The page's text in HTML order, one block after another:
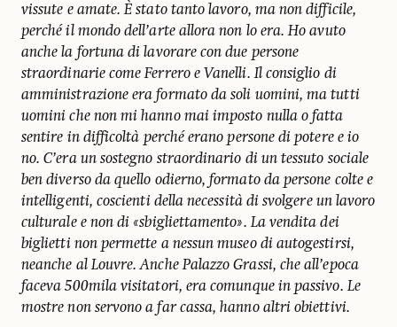
vissute e amate. È stato tanto lavoro, ma non difficile,
perché il mondo dell’arte allora non lo era. Ho avuto
anche la fortuna di lavorare con due persone
straordinarie come Ferrero e Vanelli. Il consiglio di
amministrazione era formato da soli uomini, ma tutti
uomini che non mi hanno mai imposto nulla o fatta
sentire in difficoltà perché erano persone di potere e io
no. C’era un sostegno straordinario di un tessuto sociale
ben diverso da quello odierno, formato da persone colte e
intelligenti, coscienti della necessità di svolgere un lavoro
culturale e non di «sbigliettamento». La vendita dei
biglietti non permette a nessun museo di autogestirsi,
neanche al Louvre. Anche Palazzo Grassi, che all’epoca
faceva 500mila visitatori, era comunque in passivo. Le
mostre non servono a far cassa, hanno altri obiettivi.